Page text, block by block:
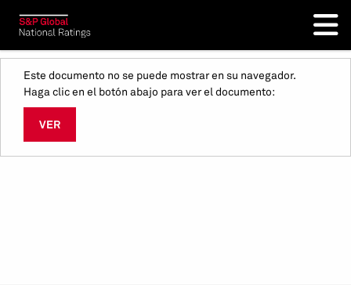
Este documento no se puede mostrar en su navegador.
Haga clic en el botón abajo para ver el documento:
VER